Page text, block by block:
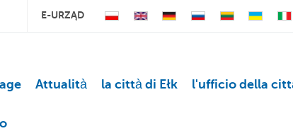
E-URZĄD
Attualità la città di Ełk l'ufficio della